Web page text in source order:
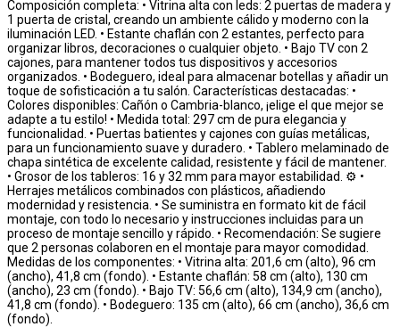
Composición completa: • Vitrina alta con leds: 2 puertas de madera y
1 puerta de cristal, creando un ambiente cálido y moderno con la
iluminación LED. • Estante chaflán con 2 estantes, perfecto para
organizar libros, decoraciones o cualquier objeto. • Bajo TV con 2
cajones, para mantener todos tus dispositivos y accesorios
organizados. • Bodeguero, ideal para almacenar botellas y añadir un
toque de sofisticación a tu salón. Características destacadas: •
Colores disponibles: Cañón o Cambria-blanco, ¡elige el que mejor se
adapte a tu estilo! • Medida total: 297 cm de pura elegancia y
funcionalidad. • Puertas batientes y cajones con guías metálicas,
para un funcionamiento suave y duradero. • Tablero melaminado de
chapa sintética de excelente calidad, resistente y fácil de mantener.
• Grosor de los tableros: 16 y 32 mm para mayor estabilidad. ⚙️ •
Herrajes metálicos combinados con plásticos, añadiendo
modernidad y resistencia. • Se suministra en formato kit de fácil
montaje, con todo lo necesario y instrucciones incluidas para un
proceso de montaje sencillo y rápido. • Recomendación: Se sugiere
que 2 personas colaboren en el montaje para mayor comodidad.
Medidas de los componentes: • Vitrina alta: 201,6 cm (alto), 96 cm
(ancho), 41,8 cm (fondo). • Estante chaflán: 58 cm (alto), 130 cm
(ancho), 23 cm (fondo). • Bajo TV: 56,6 cm (alto), 134,9 cm (ancho),
41,8 cm (fondo). • Bodeguero: 135 cm (alto), 66 cm (ancho), 36,6 cm
(fondo).